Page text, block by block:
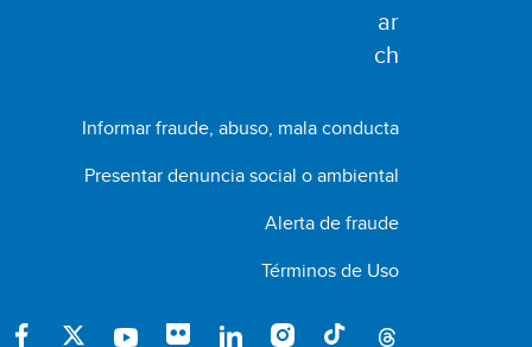
Informar fraude, abuso, mala conducta
Presentar denuncia social o ambiental
Alerta de fraude
Términos de Uso